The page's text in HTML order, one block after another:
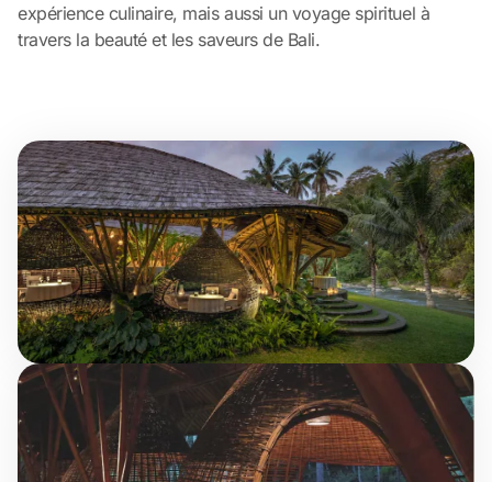
expérience culinaire, mais aussi un voyage spirituel à
travers la beauté et les saveurs de Bali.